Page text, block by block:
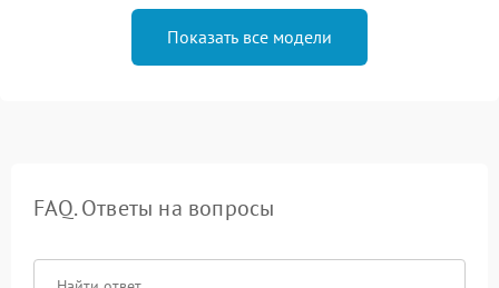
Показать все модели
FAQ. Ответы на вопросы